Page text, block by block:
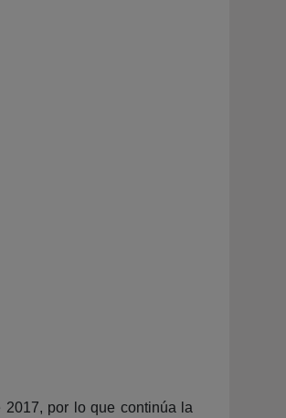
por lo que continúa la